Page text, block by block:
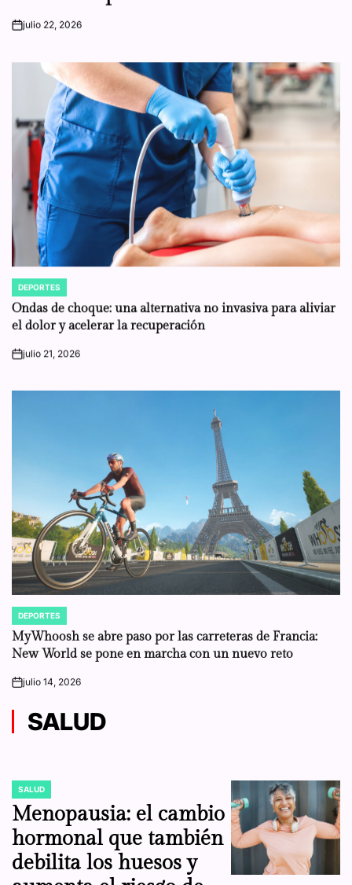
onjulio 22, 2026
POSTED
IN
DEPORTES
Ondas de choque: una alternativa no invasiva para aliviar
el dolor y acelerar la recuperación
onjulio 21, 2026
POSTED
IN
DEPORTES
MyWhoosh se abre paso por las carreteras de Francia:
New World se pone en marcha con un nuevo reto
on
SALUD
POSTED
IN
SALUD
Menopausia: el cambio
hormonal que también
debilita los huesos y